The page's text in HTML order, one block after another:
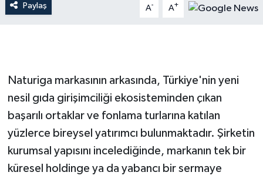
Paylaş A- A+
Naturiga markasının arkasında, Türkiye'nin yeni
nesil gıda girişimciliği ekosisteminden çıkan
başarılı ortaklar ve fonlama turlarına katılan
yüzlerce bireysel yatırımcı bulunmaktadır. Şirketin
kurumsal yapısını incelediğinde, markanın tek bir
küresel holdinge ya da yabancı bir sermaye